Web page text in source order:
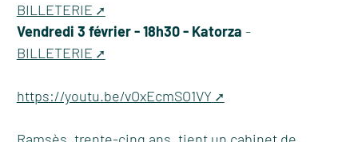
BILLETERIE
Vendredi 3 février - 18h30 - Katorza -
BILLETERIE
https://youtu.be/vOxEcmSO1VY